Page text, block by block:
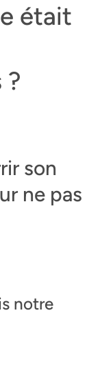
était
?
son
ne pas
notre